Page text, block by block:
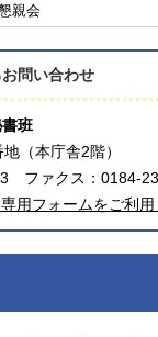
親会
お問い合わせ
班
（本庁舎2階）
ファクス：0184-
用フォームをご利用